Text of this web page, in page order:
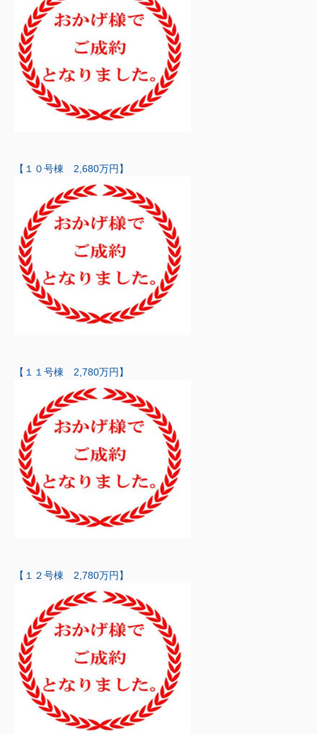
【１０号棟 2,680万円】
【１１号棟 2,780万円】
【１２号棟 2,780万円】